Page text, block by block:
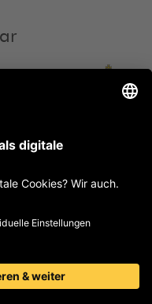
Zotter